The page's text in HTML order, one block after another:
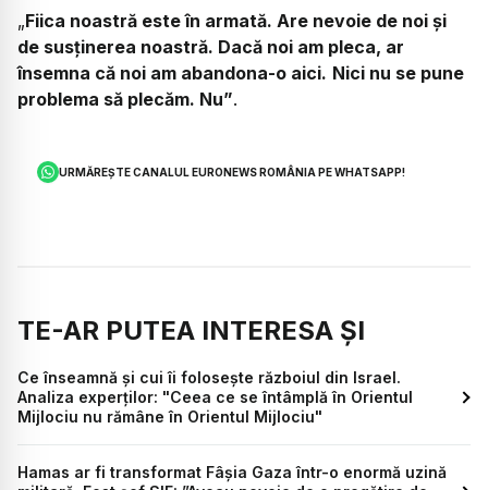
„Fiica noastră este în armată. Are nevoie de noi și
de susținerea noastră. Dacă noi am pleca, ar
însemna că noi am abandona-o aici. Nici nu se pune
problema să plecăm. Nu”.
URMĂREȘTE CANALUL EURONEWS ROMÂNIA PE WHATSAPP!
TE-AR PUTEA INTERESA ȘI
Ce înseamnă și cui îi folosește războiul din Israel.
Analiza experților: "Ceea ce se întâmplă în Orientul
Mijlociu nu rămâne în Orientul Mijlociu"
Hamas ar fi transformat Fâșia Gaza într-o enormă uzină